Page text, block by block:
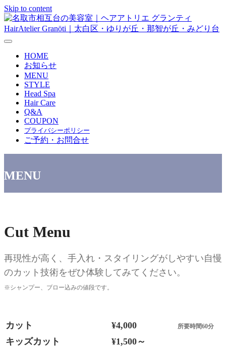
Skip to content
HOME
お知らせ
MENU
STYLE
Head Spa
Hair Care
Q&A
COUPON
プライバシーポリシー
ご予約・お問合せ
MENU
Cut Menu
再現性が高く、手入れ・スタイリングがしやすい自慢
のカット技術をぜひ体験してみてください。
※シャンプー、ブロー込みの値段です。
カット ¥4,000 所要時間60分
キッズカット
¥1,500～